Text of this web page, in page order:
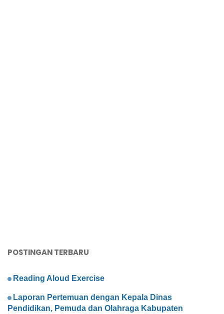
POSTINGAN TERBARU
Reading Aloud Exercise
Laporan Pertemuan dengan Kepala Dinas
Pendidikan, Pemuda dan Olahraga Kabupaten